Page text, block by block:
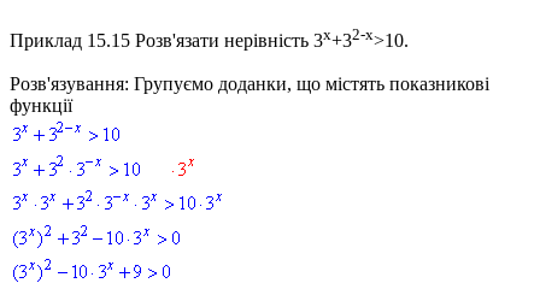
Приклад 15.15 Розв'язати нерівність 3x+32-x>10.
Розв'язування: Групуємо доданки, що містять показникові
функції